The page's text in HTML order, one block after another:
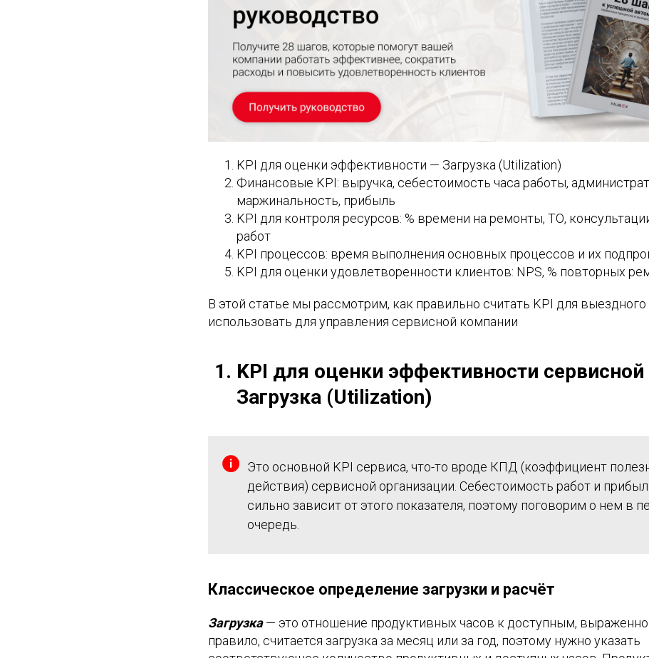
KPI для оценки эффективности — Загрузка (Utilization)
Финансовые KPI: выручка, себестоимость часа работы,
маржинальность, прибыль
KPI для контроля ресурсов: % времени на ремонты, ТО,
работ
KPI процессов: время выполнения основных процессов и их
KPI для оценки удовлетворенности клиентов: NPS, % повторных
В этой статье мы рассмотрим, как правильно считать KPI для
использовать для управления сервисной компании
KPI для оценки эффективности
Загрузка (Utilization)
Это основной KPI сервиса, что-то вроде КПД (коэффициент
действия) сервисной организации. Себестоимость работ и
сильно зависит от этого показателя, поэтому поговорим о нем в
очередь.
Классическое определение загрузки и расчёт
Загрузка— это отношение продуктивных часов к доступным,
правило, считается загрузка за месяц или за год, поэтому нужно указать